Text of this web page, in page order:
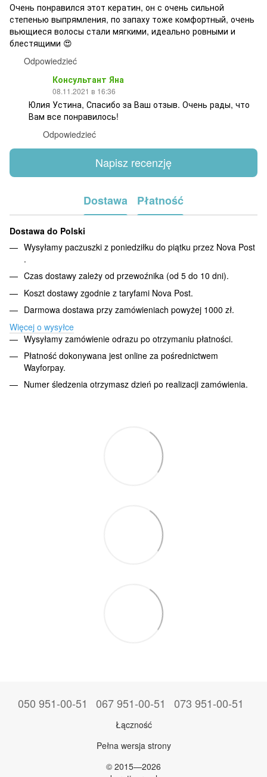
Очень понравился этот кератин, он с очень сильной
степенью выпрямления, по запаху тоже комфортный, очень
вьющиеся волосы стали мягкими, идеально ровными и
блестящими 😍
Odpowiedzieć
Консультант Яна
08.11.2021 в 16:36
Юлия Устина, Спасибо за Ваш отзыв. Очень рады, что
Вам все понравилось!
Odpowiedzieć
Napisz recenzję
Dostawa Płatność
Dostawa do Polski
Wysyłamy paczuszki z poniedziłku do piątku przez Nova Post
.
Czas dostawy zależy od przewoźnika (od 5 do 10 dni).
Koszt dostawy zgodnie z taryfami Nova Post.
Darmowa dostawa przy zamówieniach powyżej 1000 zł.
Więcej o wysyłce
Wysyłamy zamówienie odrazu po otrzymaniu płatności.
Płatność dokonywana jest online za pośrednictwem
Wayforpay.
Numer śledzenia otrzymasz dzień po realizacji zamówienia.
050 951-00-51 067 951-00-51 073 951-00-51
Łączność
Pełna wersja strony
© 2015—2026